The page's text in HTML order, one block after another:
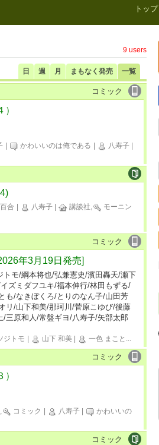
トップ
9 users
日 週 月 まもなく発売 一覧
コミック
かわいいのは俺である 八寿子
百合 八寿子 講談社,
モーニン
コミック
年3月19日発売]
トモ/綱本将也/弘兼憲史/濱田轟天/瀬下
ズミダフユキ/福本伸行/林田もずる/
も/なきぼくろ/とりのなん子/山田芳
リ/山下和美/那珂川/菅原こゆび/後藤
三原和人/常盤ギヨ/八寿子/矢部太郎
ジトモ 山下 和美 一色 まこと ...
コミック
コミック 八寿子
かわいいの
コミック